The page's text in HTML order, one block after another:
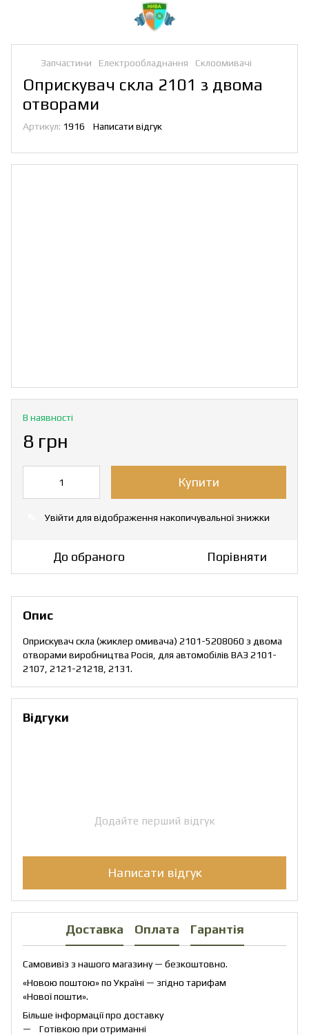
Запчастини Електрообладнання Склоомивачі
Оприскувач скла 2101 з двома
отворами
Артикул: 1916 Написати відгук
В наявності
8 грн
Купити
Увійти для відображення накопичувальної знижки
До обраного Порівняти
Опис
Оприскувач скла (жиклер омивача) 2101-5208060 з двома
отворами виробництва Росія, для автомобілів ВАЗ 2101-
2107, 2121-21218, 2131.
Відгуки
Додайте перший відгук
Написати відгук
Доставка Оплата Гарантія
Самовивіз з нашого магазину — безкоштовно.
«Новою поштою» по Україні — згідно тарифам
«Нової пошти».
Більше інформації про доставку
Готівкою при отриманні